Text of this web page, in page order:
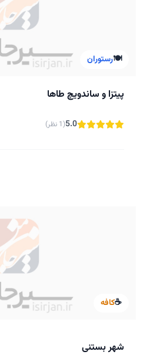
🍽️رستوران
پیتزا و ساندویچ طاها
5.0(1 نظر)
☕کافه
شهر بستنی